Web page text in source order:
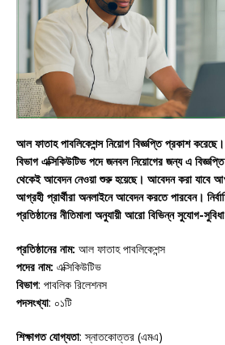
আল ফাতাহ পাবলিকেশন্স নিয়োগ বিজ্ঞপ্তি প্রকাশ করেছে।
বিভাগ এক্সিকিউটিভ পদে জনবল নিয়োগের জন্য এ
থেকেই আবেদন নেওয়া শুরু হয়েছে। আবেদন করা যাবে
আগ্রহী প্রার্থীরা অনলাইনে আবেদন করতে পারবেন।
প্রতিষ্ঠানের নীতিমালা অনুযায়ী আরো বিভিন্ন সুযোগ-
প্রতিষ্ঠানের নাম: আল ফাতাহ পাবলিকেশন্স
পদের নাম: এক্সিকিউটিভ
বিভাগ: পাবলিক রিলেশনস
পদসংখ্যা: ০১টি
শিক্ষাগত যোগ্যতা: স্নাতকোত্তর (এমএ)